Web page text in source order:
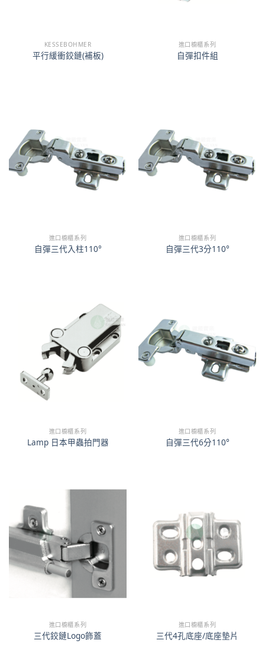
KESSEBOHMER
平行緩衝鉸鏈(補板)
進口櫥櫃系列
自彈扣件組
進口櫥櫃系列
自彈三代入柱110°
進口櫥櫃系列
自彈三代3分110°
進口櫥櫃系列
Lamp 日本甲蟲拍門器
進口櫥櫃系列
自彈三代6分110°
進口櫥櫃系列
三代鉸鏈Logo飾蓋
進口櫥櫃系列
三代4孔底座/底座墊片